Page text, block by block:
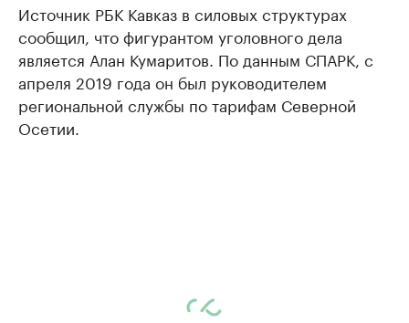
Источник РБК Кавказ в силовых структурах
сообщил, что фигурантом уголовного дела
является Алан Кумаритов. По данным СПАРК, с
апреля 2019 года он был руководителем
региональной службы по тарифам Северной
Осетии.